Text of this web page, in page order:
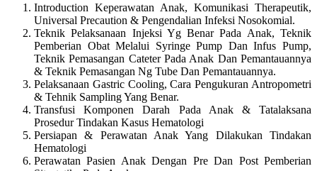
Introduction Keperawatan Anak, Komunikasi Therapeutik,
Universal Precaution & Pengendalian Infeksi Nosokomial.
Teknik Pelaksanaan Injeksi Yg Benar Pada Anak, Teknik
Pemberian Obat Melalui Syringe Pump Dan Infus Pump,
Teknik Pemasangan Cateter Pada Anak Dan Pemantauannya
& Teknik Pemasangan Ng Tube Dan Pemantauannya.
Pelaksanaan Gastric Cooling, Cara Pengukuran Antropometri
& Tehnik Sampling Yang Benar.
Transfusi Komponen Darah Pada Anak & Tatalaksana
Prosedur Tindakan Kasus Hematologi
Persiapan & Perawatan Anak Yang Dilakukan Tindakan
Hematologi
Perawatan Pasien Anak Dengan Pre Dan Post Pemberian